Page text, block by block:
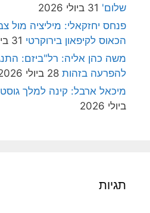
שלום' 31 ביולי 2026
פנחס יחזקאלי: מיליציה מול
הכאוס לקיפאון בירוקרטי 31 ביולי 2026
משה כהן אליה: רל"ביזם:
להפרעה בזהות 28 ביולי 2026
מיכאל ארבל: קינה למלך
ביולי 2026
תגיות